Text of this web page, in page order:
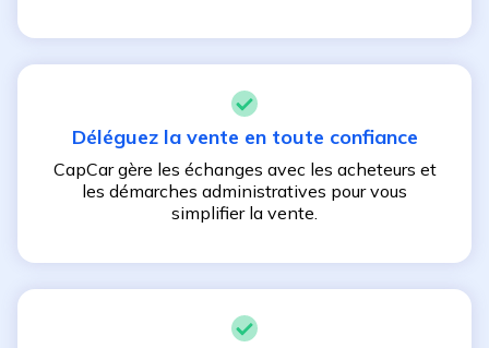
Déléguez la vente en toute confiance
CapCar gère les échanges avec les acheteurs et
les démarches administratives pour vous
simplifier la vente.